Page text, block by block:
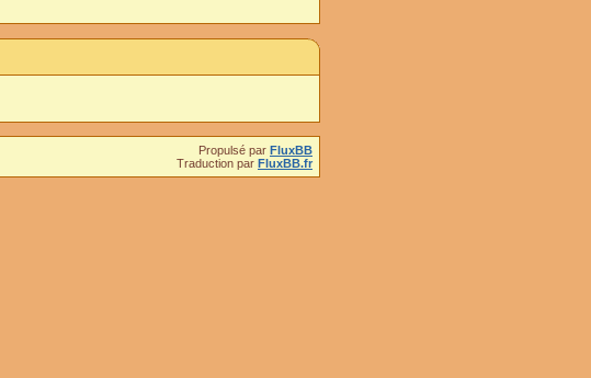
Propulsé par FluxBB
Traduction par FluxBB.fr